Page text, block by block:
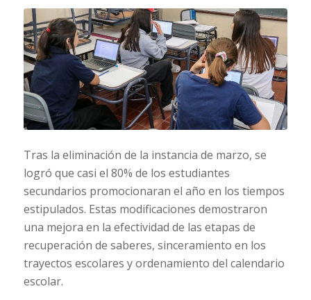
Tras la eliminación de la instancia de marzo, se
logró que casi el 80% de los estudiantes
secundarios promocionaran el año en los tiempos
estipulados. Estas modificaciones demostraron
una mejora en la efectividad de las etapas de
recuperación de saberes, sinceramiento en los
trayectos escolares y ordenamiento del calendario
escolar.